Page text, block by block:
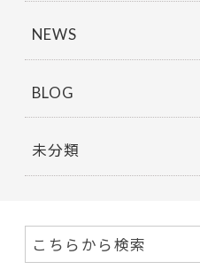
NEWS
BLOG
未分類